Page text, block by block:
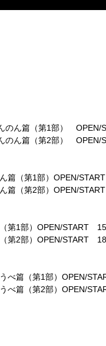
のん篇（第1部） OPEN/
のん篇（第2部） OPEN/
篇（第1部） OPEN/START
篇（第2部） OPEN/START
第1部） OPEN/START
第2部） OPEN/START
べ篇（第1部） OPEN/
べ篇（第2部） OPEN/